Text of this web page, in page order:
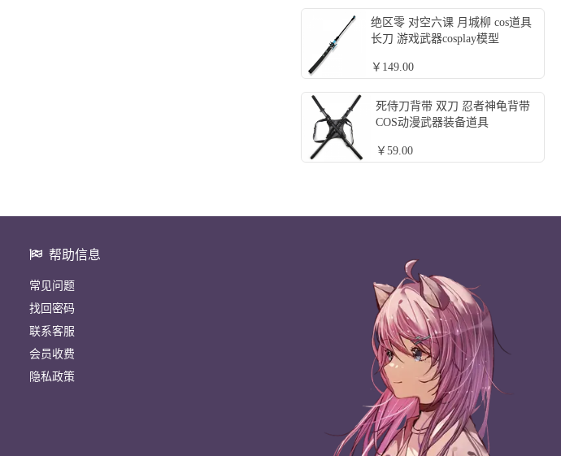
绝区零 对空六课 月城柳 cos道具
长刀 游戏武器cosplay模型
￥149.00
死侍刀背带 双刀 忍者神龟背带
COS动漫武器装备道具
￥59.00
帮助信息
常见问题
找回密码
联系客服
会员收费
隐私政策